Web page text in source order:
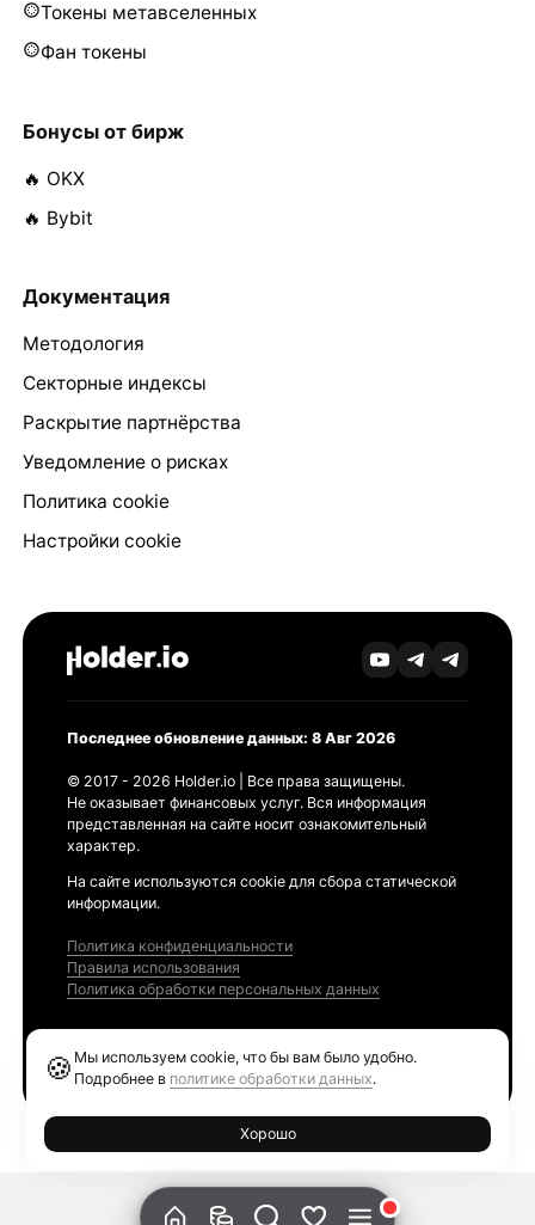
Токены метавселенных
Фан токены
Бонусы от бирж
🔥 OKX
🔥 Bybit
Документация
Методология
Секторные индексы
Раскрытие партнёрства
Уведомление о рисках
Политика cookie
Настройки cookie
Последнее обновление данных: 8 Авг 2026
© 2017 - 2026 Holder.io | Все права защищены.
Не оказывает финансовых услуг. Вся информация
представленная на сайте носит ознакомительный
характер.
На сайте используются cookie для сбора статической
информации.
Политика конфиденциальности
Правила использования
Политика обработки персональных данных
🍪 Мы используем cookie, что бы вам было удобно.
Подробнее в политике обработки данных.
Хорошо
Ethereum GAS Tracker